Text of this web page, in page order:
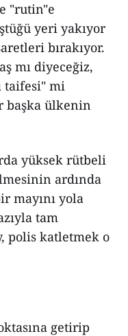
"rutin"e
yeri yakıyor
bırakıyor.
mı diyeceğiz,
taifesi" mi
başka ülkenin
yüksek rütbeli
ardında
mayını yola
tam
polis katletmek o
getirip